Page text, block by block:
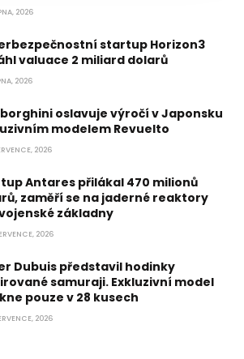
2026
startup Horizon3
valuace 2 miliard dolarů
2026
oslavuje výročí v Japonsku
modelem Revuelto
2026
Antares přilákal 470 milionů
zaměří se na jaderné reaktory
základny
2026
Dubuis představil hodinky
samuraji. Exkluzivní model
pouze v 28 kusech
2026